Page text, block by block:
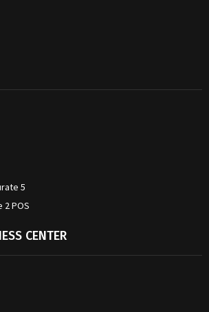
5
2 POS
CENTER